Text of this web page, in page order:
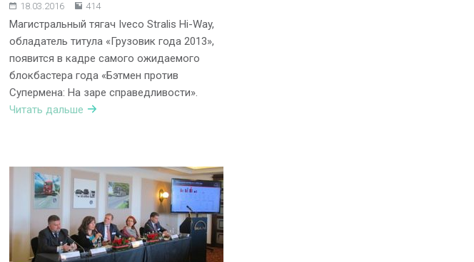
18.03.2016 414
Магистральный тягач Iveco Stralis Hi-Way,
обладатель титула «Грузовик года 2013»,
появится в кадре самого ожидаемого
блокбастера года «Бэтмен против
Супермена: На заре справедливости».
Читать дальше